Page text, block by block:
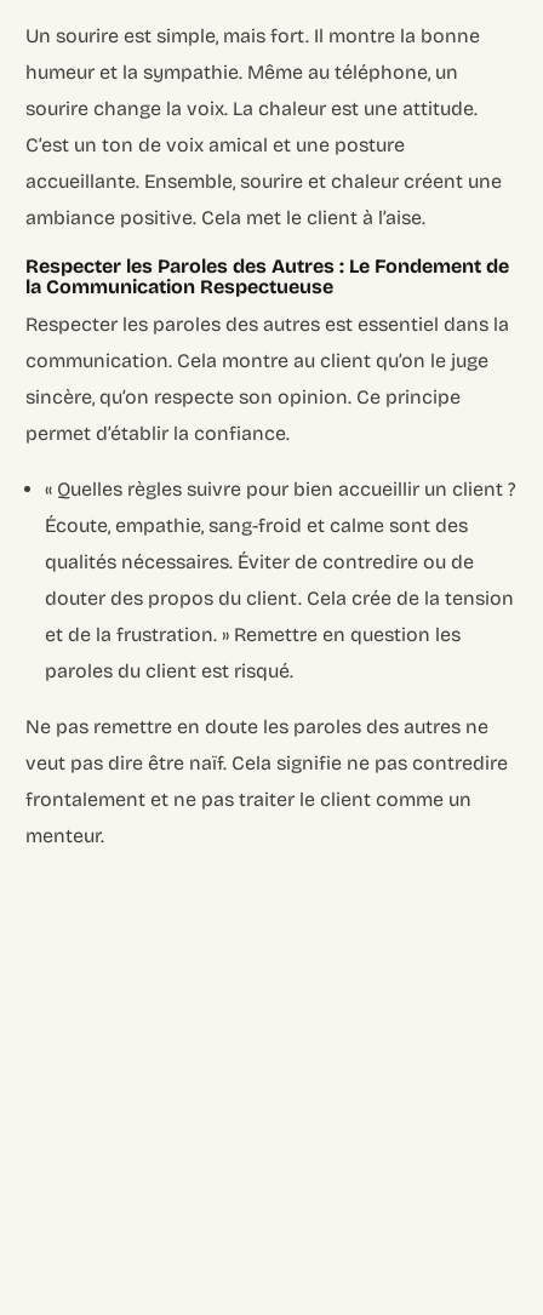
Un sourire est simple, mais fort. Il montre la bonne
humeur et la sympathie. Même au téléphone, un
sourire change la voix. La chaleur est une attitude.
C’est un ton de voix amical et une posture
accueillante. Ensemble, sourire et chaleur créent une
ambiance positive. Cela met le client à l’aise.
Respecter les Paroles des Autres : Le Fondement de
la Communication Respectueuse
Respecter les paroles des autres est essentiel dans la
communication. Cela montre au client qu’on le juge
sincère, qu’on respecte son opinion. Ce principe
permet d’établir la confiance.
« Quelles règles suivre pour bien accueillir un client ?
Écoute, empathie, sang-froid et calme sont des
qualités nécessaires. Éviter de contredire ou de
douter des propos du client. Cela crée de la tension
et de la frustration. » Remettre en question les
paroles du client est risqué.
Ne pas remettre en doute les paroles des autres ne
veut pas dire être naïf. Cela signifie ne pas contredire
frontalement et ne pas traiter le client comme un
menteur.